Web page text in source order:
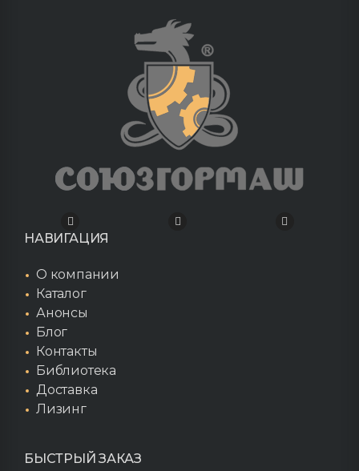
НАВИГАЦИЯ
О компании
Каталог
Анонсы
Блог
Контакты
Библиотека
Доставка
Лизинг
БЫСТРЫЙ ЗАКАЗ